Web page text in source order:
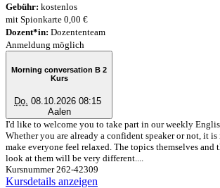
Gebühr: kostenlos
mit Spionkarte 0,00 €
Dozent*in: Dozententeam
Anmeldung möglich
Morning conversation B 2
Kurs
Do. 08.10.2026 08:15
Aalen
I'd like to welcome you to take part in our weekly
Whether you are already a confident speaker or not, it
make everyone feel relaxed. The topics themselves and
look at them will be very different....
Kursnummer 262-42309
Kursdetails anzeigen